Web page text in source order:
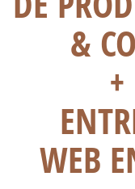
&
WEB